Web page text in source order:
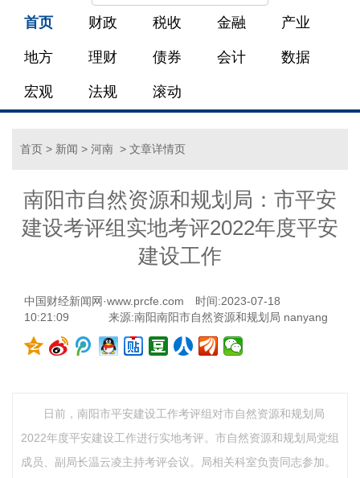
首页 财政 税收 金融 产业
地方 理财 债券 会计 数据
宏观 法规 滚动
首页 > 新闻 > 河南 > 文章详情页
南阳市自然资源和规划局：市平安
建设考评组实地考评2022年度平安
建设工作
中国财经新闻网·www.prcfe.com
时间:2023-07-18
10:21:09
来源:南阳南阳市自然资源和规划局 nanyang
日前，南阳市平安建设工作考评组对市自然资源和规划局
2022年度平安建设工作进行实地考评。市自然资源和规划局党组
成员、副局长温云凌主持考评会议。局相关科室负责同志参加。